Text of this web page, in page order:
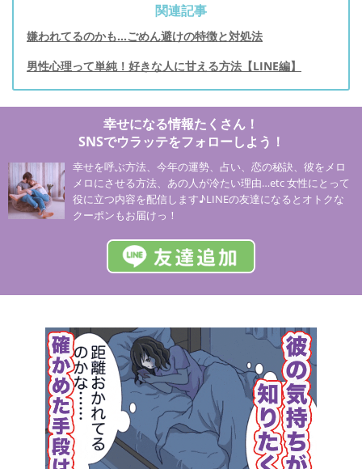
関連記事
嫌われてるのかも…ごめん避けの特徴と対処法
男性心理って単純！好きな人に甘える方法【LINE編】
幸せになる情報たくさん！
SNSでウラッテをフォローしよう！
幸せを呼ぶ方法、今年の運勢、占い、恋の秘訣、彼をメロ
メロにさせる方法、あの人が冷たい理由…etc 女性にとって
役に立つ内容を配信します♪LINEの友達になるとオトクな
クーポンもお届けっ！